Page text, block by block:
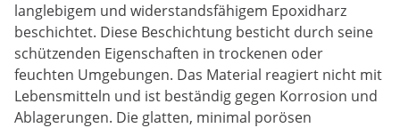
langlebigem und widerstandsfähigem Epoxidharz
beschichtet. Diese Beschichtung besticht durch seine
schützenden Eigenschaften in trockenen oder
feuchten Umgebungen. Das Material reagiert nicht mit
Lebensmitteln und ist beständig gegen Korrosion und
Ablagerungen. Die glatten, minimal porösen